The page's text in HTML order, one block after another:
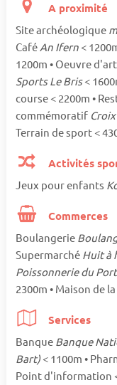
A proximité
Site archéologique
Café An Ifern <
1200m • Oeuvre
Sports Le Bris<
course < 2200m •
commémoratif
Terrain de sport <
Activités
Jeux pour enfants
Commerces
Boulangerie
Supermarché Huit à
Poissonnerie du
2300m • Maison de
Services
Banque Banque
Bart) < 1100m •
Point d'information <